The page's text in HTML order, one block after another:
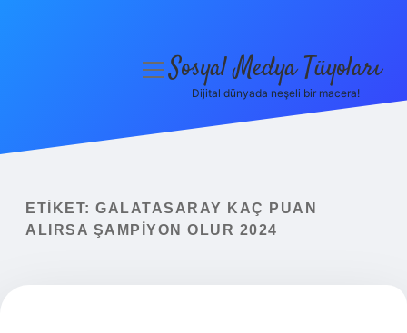
Yasal Uyarı
menüyüSosyal Medya Tüyoları
Dijital dünyada neşeli bir macera!
ETIKET: GALATASARAY KAÇ PUAN
ALIRSA ŞAMPIYON OLUR 2024